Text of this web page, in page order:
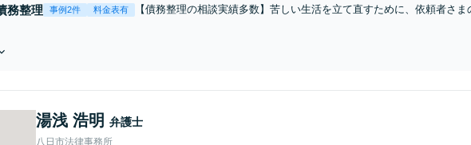
務整理 事例2件 料金表有
【債務整理の相談実績多数】苦しい生活を立て直すために、依頼者さ
湯浅 浩明 弁護士
八日市法律事務所